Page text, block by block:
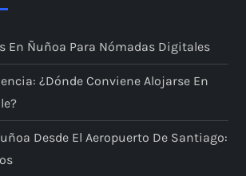
En Ñuñoa Para Nómadas Digitales
¿dónde Conviene Alojarse En
Desde El Aeropuerto De Santiago: